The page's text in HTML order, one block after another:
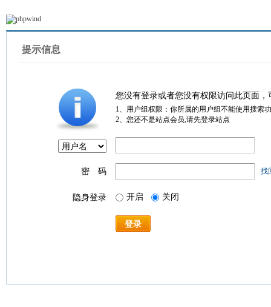
提示信息
您没有登录或者您没有权限访问此页面
1、用户组权限：你所属的用户组不能使用搜索
2、您还不是站点会员,请先登录站点
密 码 找
隐身登录 开启 关闭
登录